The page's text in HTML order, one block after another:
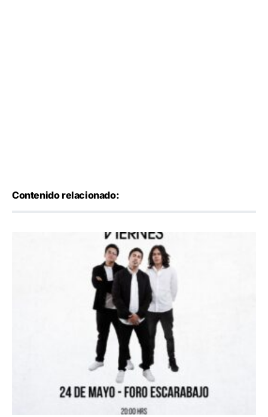
Contenido relacionado: